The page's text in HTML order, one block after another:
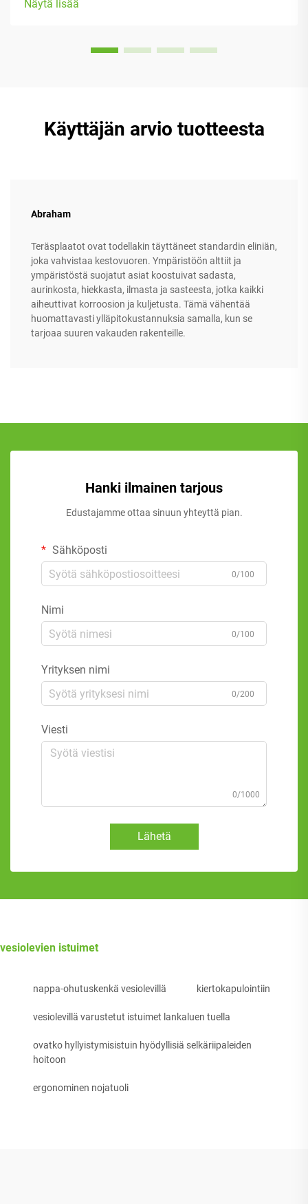
malleissa on varustettu...
Näytä lisää
Käyttäjän arvio tuotteesta
Abraham
Teräsplaatot ovat todellakin täyttäneet standardin eliniän,
joka vahvistaa kestovuoren. Ympäristöön alttiit ja
ympäristöstä suojatut asiat koostuivat sadasta,
aurinkosta, hiekkasta, ilmasta ja sasteesta, jotka kaikki
aiheuttivat korroosion ja kuljetusta. Tämä vähentää
huomattavasti ylläpitokustannuksia samalla, kun se
tarjoaa suuren vakauden rakenteille.
Hanki ilmainen tarjous
Edustajamme ottaa sinuun yhteyttä pian.
Sähköposti
0/100
Nimi
0/100
Yrityksen nimi
0/200
Viesti
0/1000
Lähetä
vesiolevien istuimet
nappa-ohutuskenkä vesiolevillä kiertokapulointiin
vesiolevillä varustetut istuimet lankaluen tuella
ovatko hyllyistymisistuin hyödyllisiä selkäriipaleiden
hoitoon
ergonominen nojatuoli